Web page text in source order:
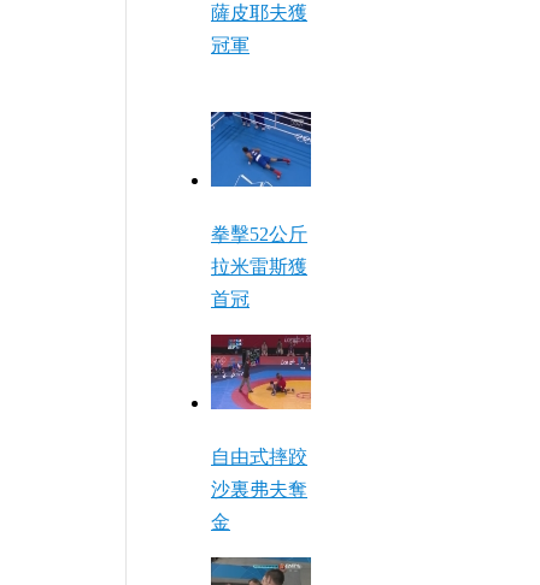
薩皮耶夫獲
冠軍
拳擊52公斤
拉米雷斯獲
首冠
自由式摔跤
沙裏弗夫奪
金